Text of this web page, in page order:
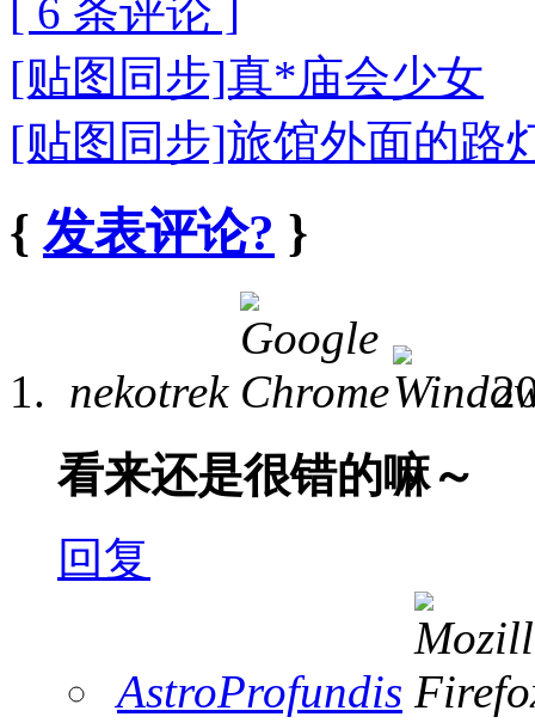
[ 6 条评论 ]
[贴图同步]真*庙会少女
[贴图同步]旅馆外面的路
{发表评论? }
nekotrek
看来还是很错的嘛～
回复
AstroProfundis